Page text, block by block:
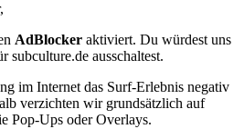
AdBlocker aktiviert. Du würdest uns
subculture.de ausschaltest.
im Internet das Surf-Erlebnis negativ
verzichten wir grundsätzlich auf
Pop-Ups oder Overlays.